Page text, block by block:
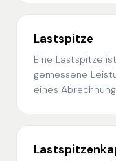
Lastspitze
Eine Lastspitze
gemessene
eines